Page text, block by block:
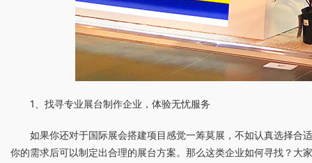
1、找寻专业展台制作企业，体验无忧服务
如果你还对于国际展会搭建项目感觉一筹莫展，不如认真选择合
你的需求后可以制定出合理的展台方案。那么这类企业如何寻找？大